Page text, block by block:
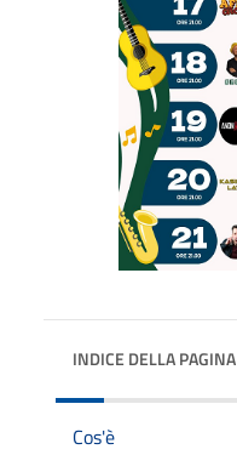
INDICE DELLA PAGINA
Cos'è